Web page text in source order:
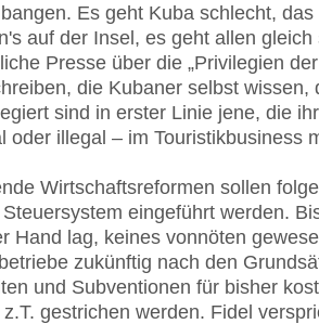
Es geht Kuba schlecht, das
auf der Insel, es geht allen gleich
Presse über die „Privilegien der
die Kubaner selbst wissen,
sind in erster Linie jene, die
oder illegal – im Touristikbusiness
Wirtschaftsreformen sollen
eingeführt werden.
Hand lag, keines vonnöten
zukünftig nach den
und Subventionen für bisher
gestrichen werden. Fidel